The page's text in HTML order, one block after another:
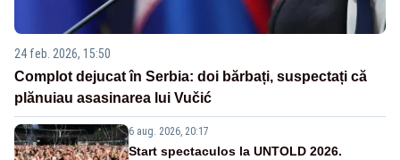
24 feb. 2026, 15:50
Complot dejucat în Serbia: doi bărbați, suspectați că
plănuiau asasinarea lui Vučić
6 aug. 2026, 20:17
Start spectaculos la UNTOLD 2026.